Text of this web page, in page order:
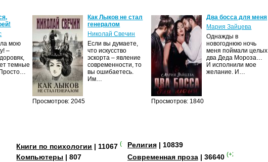
мою
–
темные
Просмотров: 2045
Как Лыков не стал
генералом
Николай Свечин
Если вы думаете,
что искусство
эскорта – явление
современности, то
вы ошибаетесь.
Им…
Просмотров: 1840
Два босса для меня
Мария Зайцева
Однажды в
новогоднюю ночь
меня поймали целых
два Деда Мороза…
И исполнили мое
желание. И…
Книги по психологии | 11067 (+3)
Компьютеры | 807
Религия| 10839
Современная проза| 36640 (+2)